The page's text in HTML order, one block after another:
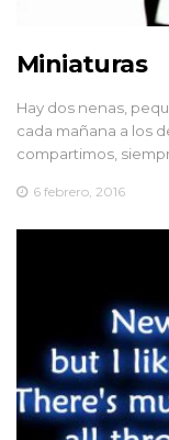
Miniaturas
Hay dos nenas,
cada mañana a los
compartimos,
6 febrero, 2016